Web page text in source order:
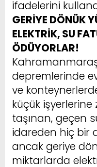
ifadelerini
GERİYE DÖNÜK
ELEKTRİK, SU
ÖDÜYORLAR!
depremlerinde
ve
küçük
taşınan, geçen
idareden hiç bir
ancak geriye
miktarlarda